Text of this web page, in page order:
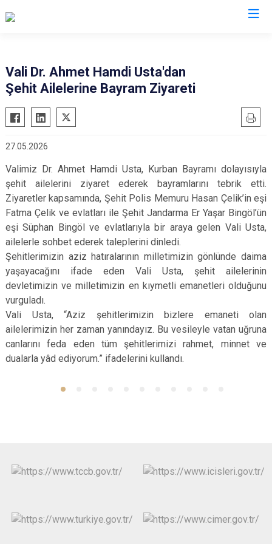
Vali Dr. Ahmet Hamdi Usta'dan
Şehit Ailelerine Bayram Ziyareti
27.05.2026
Valimiz Dr. Ahmet Hamdi Usta, Kurban Bayramı dolayısıyla
şehit ailelerini ziyaret ederek bayramlarını tebrik etti.
Ziyaretler kapsamında, Şehit Polis Memuru Hasan Çelik’in eşi
Fatma Çelik ve evlatları ile Şehit Jandarma Er Yaşar Bingöl’ün
eşi Süphan Bingöl ve evlatlarıyla bir araya gelen Vali Usta,
ailelerle sohbet ederek taleplerini dinledi.
Şehitlerimizin aziz hatıralarının milletimizin gönlünde daima
yaşayacağını ifade eden Vali Usta, şehit ailelerinin
devletimizin ve milletimizin en kıymetli emanetleri olduğunu
vurguladı.
Vali Usta, “Aziz şehitlerimizin bizlere emaneti olan
ailelerimizin her zaman yanındayız. Bu vesileyle vatan uğruna
canlarını feda eden tüm şehitlerimizi rahmet, minnet ve
dualarla yâd ediyorum.” ifadelerini kullandı.